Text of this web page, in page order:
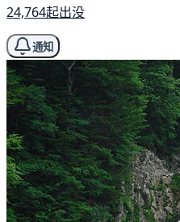
24,764起出没
通知